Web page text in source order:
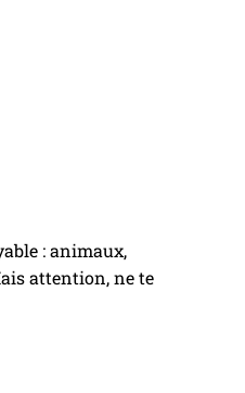
: animaux,
attention, ne te